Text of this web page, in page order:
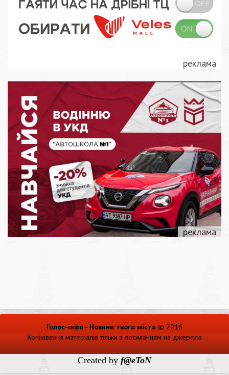
Голос-інфо - Новини твого міста © 2016
Копіювання матеріалів тільки з посиланням на джерело
Created by f@eToN